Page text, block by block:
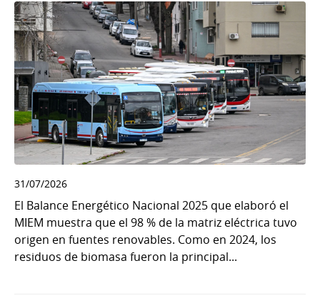
31/07/2026
El Balance Energético Nacional 2025 que elaboró el
MIEM muestra que el 98 % de la matriz eléctrica tuvo
origen en fuentes renovables. Como en 2024, los
residuos de biomasa fueron la principal...